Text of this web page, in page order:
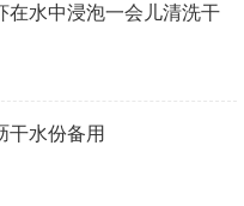
在水中浸泡一会儿清洗干
干水份备用